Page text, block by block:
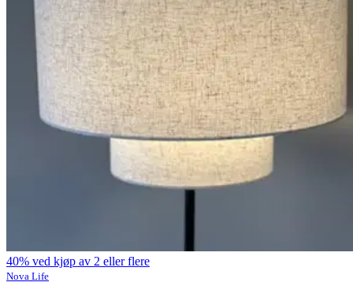
40% ved kjøp av 2 eller flere
Nova Life